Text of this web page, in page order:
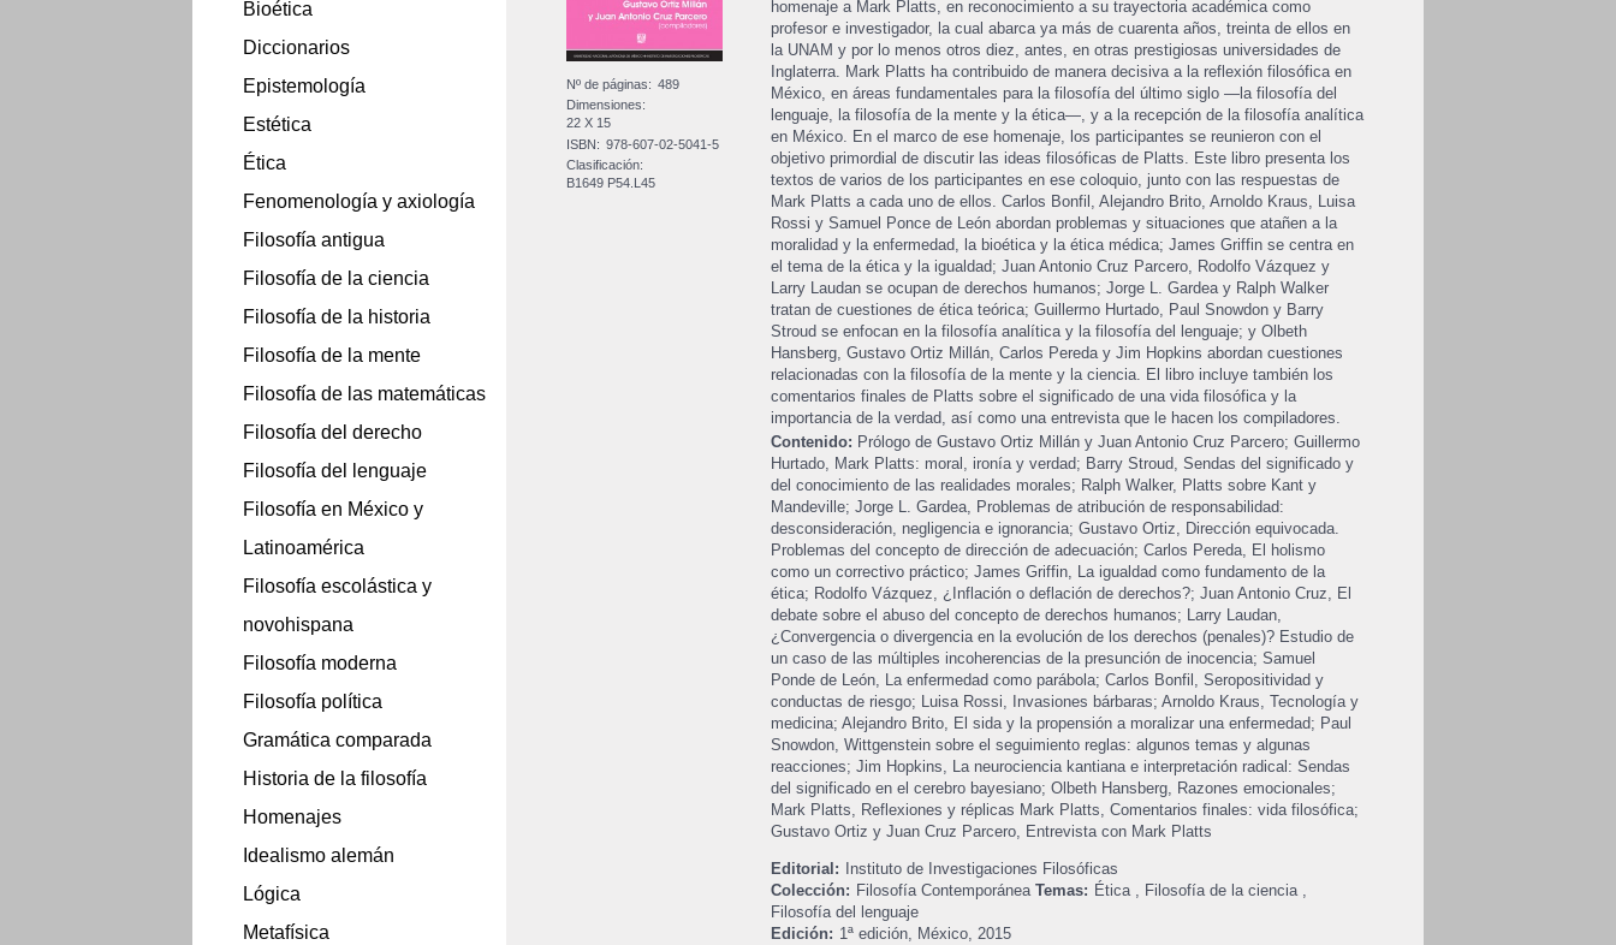
Nº de páginas: 489
Dimensiones:
22 X 15
ISBN: 978-607-02-5041-5
Clasificación:
B1649 P54.L45
homenaje a Mark Platts, en reconocimiento a su trayectoria académica como
profesor e investigador, la cual abarca ya más de cuarenta años, treinta de ellos en
la UNAM y por lo menos otros diez, antes, en otras prestigiosas universidades de
Inglaterra. Mark Platts ha contribuido de manera decisiva a la reflexión filosófica en
México, en áreas fundamentales para la filosofía del último siglo —la filosofía del
lenguaje, la filosofía de la mente y la ética—, y a la recepción de la filosofía analítica
en México. En el marco de ese homenaje, los participantes se reunieron con el
objetivo primordial de discutir las ideas filosóficas de Platts. Este libro presenta los
textos de varios de los participantes en ese coloquio, junto con las respuestas de
Mark Platts a cada uno de ellos. Carlos Bonfil, Alejandro Brito, Arnoldo Kraus, Luisa
Rossi y Samuel Ponce de León abordan problemas y situaciones que atañen a la
moralidad y la enfermedad, la bioética y la ética médica; James Griffin se centra en
el tema de la ética y la igualdad; Juan Antonio Cruz Parcero, Rodolfo Vázquez y
Larry Laudan se ocupan de derechos humanos; Jorge L. Gardea y Ralph Walker
tratan de cuestiones de ética teórica; Guillermo Hurtado, Paul Snowdon y Barry
Stroud se enfocan en la filosofía analítica y la filosofía del lenguaje; y Olbeth
Hansberg, Gustavo Ortiz Millán, Carlos Pereda y Jim Hopkins abordan cuestiones
relacionadas con la filosofía de la mente y la ciencia. El libro incluye también los
comentarios finales de Platts sobre el significado de una vida filosófica y la
importancia de la verdad, así como una entrevista que le hacen los compiladores.
Contenido: Prólogo de Gustavo Ortiz Millán y Juan Antonio Cruz Parcero; Guillermo
Hurtado, Mark Platts: moral, ironía y verdad; Barry Stroud, Sendas del significado y
del conocimiento de las realidades morales; Ralph Walker, Platts sobre Kant y
Mandeville; Jorge L. Gardea, Problemas de atribución de responsabilidad:
desconsideración, negligencia e ignorancia; Gustavo Ortiz, Dirección equivocada.
Problemas del concepto de dirección de adecuación; Carlos Pereda, El holismo
como un correctivo práctico; James Griffin, La igualdad como fundamento de la
ética; Rodolfo Vázquez, ¿Inflación o deflación de derechos?; Juan Antonio Cruz, El
debate sobre el abuso del concepto de derechos humanos; Larry Laudan,
¿Convergencia o divergencia en la evolución de los derechos (penales)? Estudio de
un caso de las múltiples incoherencias de la presunción de inocencia; Samuel
Ponde de León, La enfermedad como parábola; Carlos Bonfil, Seropositividad y
conductas de riesgo; Luisa Rossi, Invasiones bárbaras; Arnoldo Kraus, Tecnología y
medicina; Alejandro Brito, El sida y la propensión a moralizar una enfermedad; Paul
Snowdon, Wittgenstein sobre el seguimiento reglas: algunos temas y algunas
reacciones; Jim Hopkins, La neurociencia kantiana e interpretación radical: Sendas
del significado en el cerebro bayesiano; Olbeth Hansberg, Razones emocionales;
Mark Platts, Reflexiones y réplicas Mark Platts, Comentarios finales: vida filosófica;
Gustavo Ortiz y Juan Cruz Parcero, Entrevista con Mark Platts
Editorial:
Instituto de Investigaciones Filosóficas
Colección: Filosofía Contemporánea Temas: Ética, Filosofía de la ciencia,
Filosofía del lenguaje
Edición: 1ª edición, México, 2015
Bioética
Diccionarios
Epistemología
Estética
Ética
Fenomenología y axiología
Filosofía antigua
Filosofía de la ciencia
Filosofía de la historia
Filosofía de la mente
Filosofía de las matemáticas
Filosofía del derecho
Filosofía del lenguaje
Filosofía en México y
Latinoamérica
Filosofía escolástica y
novohispana
Filosofía moderna
Filosofía política
Gramática comparada
Historia de la filosofía
Homenajes
Idealismo alemán
Lógica
Metafísica